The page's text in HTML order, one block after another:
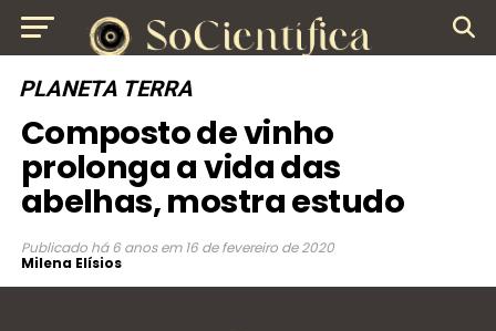
PLANETA TERRA
Composto de vinho
prolonga a vida das
abelhas, mostra estudo
Publicado há 6 anos em 16 de fevereiro de 2020
Milena Elísios